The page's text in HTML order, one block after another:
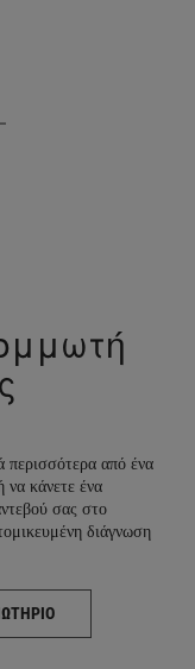
περισσότερα από ένα
να κάνετε ένα
σας στο
διάγνωση